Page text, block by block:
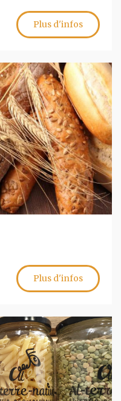
Plus d'infos
Plus d'infos